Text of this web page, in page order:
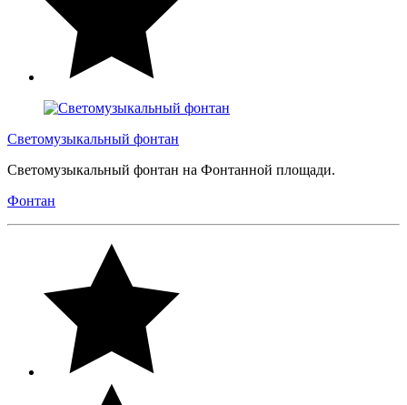
Светомузыкальный фонтан
Светомузыкальный фонтан на Фонтанной площади.
Фонтан